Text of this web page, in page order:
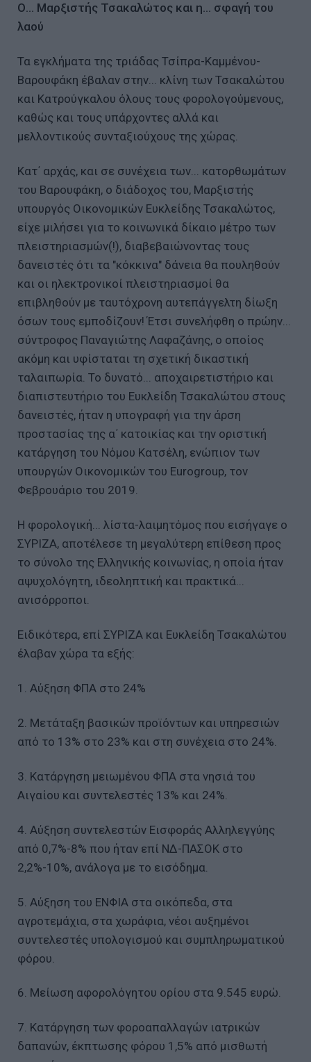
Ο... Μαρξιστής Τσακαλώτος και η... σφαγή του
λαού
Τα εγκλήματα της τριάδας Τσίπρα-Καμμένου-
Βαρουφάκη έβαλαν στην... κλίνη των Τσακαλώτου
και Κατρούγκαλου όλους τους φορολογούμενους,
καθώς και τους υπάρχοντες αλλά και
μελλοντικούς συνταξιούχους της χώρας.
Κατ΄ αρχάς, και σε συνέχεια των... κατορθωμάτων
του Βαρουφάκη, ο διάδοχος του, Μαρξιστής
υπουργός Οικονομικών Ευκλείδης Τσακαλώτος,
είχε μιλήσει για το κοινωνικά δίκαιο μέτρο των
πλειστηριασμών(!), διαβεβαιώνοντας τους
δανειστές ότι τα "κόκκινα" δάνεια θα πουληθούν
και οι ηλεκτρονικοί πλειστηριασμοί θα
επιβληθούν με ταυτόχρονη αυτεπάγγελτη δίωξη
όσων τους εμποδίζουν! Έτσι συνελήφθη ο πρώην...
σύντροφος Παναγιώτης Λαφαζάνης, ο οποίος
ακόμη και υφίσταται τη σχετική δικαστική
ταλαιπωρία. Το δυνατό... αποχαιρετιστήριο και
διαπιστευτήριο του Ευκλείδη Τσακαλώτου στους
δανειστές, ήταν η υπογραφή για την άρση
προστασίας της α΄ κατοικίας και την οριστική
κατάργηση του Νόμου Κατσέλη, ενώπιον των
υπουργών Οικονομικών του Eurogroup, τον
Φεβρουάριο του 2019.
Η φορολογική... λίστα-λαιμητόμος που εισήγαγε ο
ΣΥΡΙΖΑ, αποτέλεσε τη μεγαλύτερη επίθεση προς
το σύνολο της Ελληνικής κοινωνίας, η οποία ήταν
αψυχολόγητη, ιδεοληπτική και πρακτικά...
ανισόρροποι.
Ειδικότερα, επί ΣΥΡΙΖΑ και Ευκλείδη Τσακαλώτου
έλαβαν χώρα τα εξής:
1. Αύξηση ΦΠΑ στο 24%
2. Μετάταξη βασικών προϊόντων και υπηρεσιών
από το 13% στο 23% και στη συνέχεια στο 24%.
3. Κατάργηση μειωμένου ΦΠΑ στα νησιά του
Αιγαίου και συντελεστές 13% και 24%.
4. Αύξηση συντελεστών Εισφοράς Αλληλεγγύης
από 0,7%-8% που ήταν επί ΝΔ-ΠΑΣΟΚ στο
2,2%-10%, ανάλογα με το εισόδημα.
5. Αύξηση του ΕΝΦΙΑ στα οικόπεδα, στα
αγροτεμάχια, στα χωράφια, νέοι αυξημένοι
συντελεστές υπολογισμού και συμπληρωματικού
φόρου.
6. Μείωση αφορολόγητου ορίου στα 9.545 ευρώ.
7. Κατάργηση των φοροαπαλλαγών ιατρικών
δαπανών, έκπτωσης φόρου 1,5% από μισθωτή